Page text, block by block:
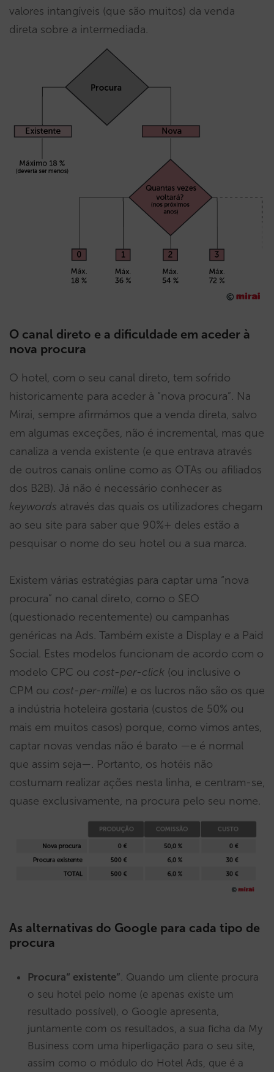
valores intangíveis (que são muitos) da venda
direta sobre a intermediada.
O canal direto e a dificuldade em aceder à
nova procura
O hotel, com o seu canal direto, tem sofrido
historicamente para aceder à “nova procura”. Na
Mirai, sempre afirmámos que a venda direta, salvo
em algumas exceções, não é incremental, mas que
canaliza a venda existente (e que entrava através
de outros canais online como as OTAs ou afiliados
dos B2B). Já não é necessário conhecer as
keywords através das quais os utilizadores chegam
ao seu site para saber que 90%+ deles estão a
pesquisar o nome do seu hotel ou a sua marca.
Existem várias estratégias para captar uma “nova
procura” no canal direto, como o SEO
(questionado recentemente) ou campanhas
genéricas na Ads. Também existe a Display e a Paid
Social. Estes modelos funcionam de acordo com o
modelo CPC ou cost-per-click (ou inclusive o
CPM ou cost-per-mille) e os lucros não são os que
a indústria hoteleira gostaria (custos de 50% ou
mais em muitos casos) porque, como vimos antes,
captar novas vendas não é barato —e é normal
que assim seja—. Portanto, os hotéis não
costumam realizar ações nesta linha, e centram-se,
quase exclusivamente, na procura pelo seu nome.
As alternativas do Google para cada tipo de
procura
Procura“ existente” . Quando um cliente procura
o seu hotel pelo nome (e apenas existe um
resultado possível), o Google apresenta,
juntamente com os resultados, a sua ficha da My
Business com uma hiperligação para o seu site,
assim como o módulo do Hotel Ads, que é a